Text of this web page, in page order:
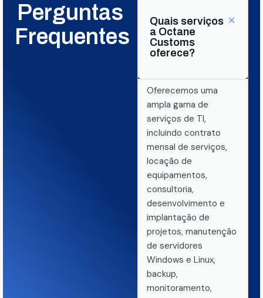
Perguntas
Frequentes
Quais serviços
a Octane
Customs
oferece?
Oferecemos uma
ampla gama de
serviços de TI,
incluindo contrato
mensal de serviços,
locação de
equipamentos,
consultoria,
desenvolvimento e
implantação de
projetos, manutenção
de servidores
Windows e Linux,
backup,
monitoramento,